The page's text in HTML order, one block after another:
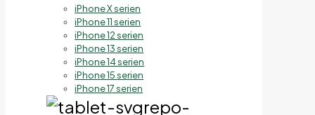
iPhone X serien
iPhone 11 serien
iPhone 12 serien
iPhone 13 serien
iPhone 14 serien
iPhone 15 serien
iPhone 17 serien